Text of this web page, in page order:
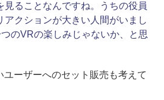
見ることなんですね。うちの役員
アクションが大きい人間がいまし
のVRの楽しみじゃないか、と思
ユーザーへのセット販売も考えて